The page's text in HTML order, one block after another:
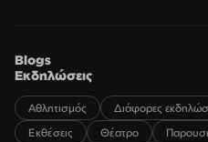
Blogs
Εκδηλώσεις
Αθλητισμός Διάφορες
Εκθέσεις
Θέατρο